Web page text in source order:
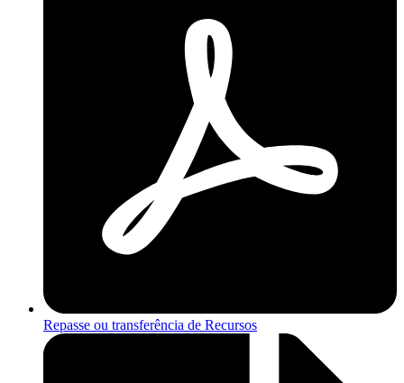
Repasse ou transferência de Recursos